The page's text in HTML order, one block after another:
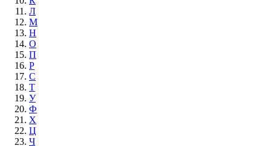
Л
М
Н
О
П
Р
С
Т
У
Ф
Х
Ц
Ч